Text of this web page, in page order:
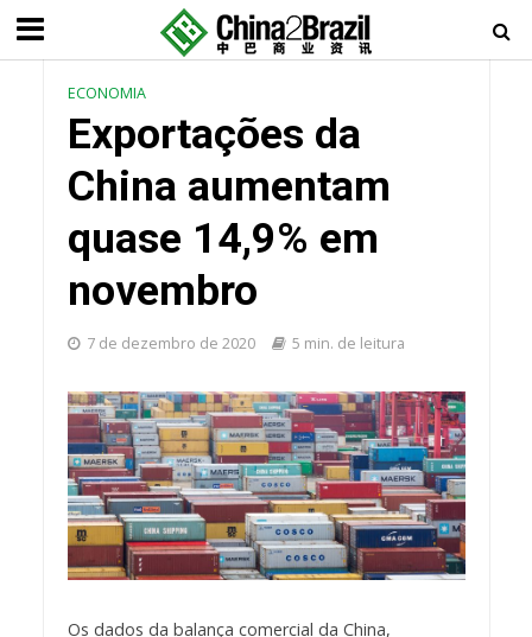
ECONOMIA
Exportações da
China aumentam
quase 14,9% em
novembro
7 de dezembro de 2020 5 min. de leitura
Os dados da balança comercial da China,